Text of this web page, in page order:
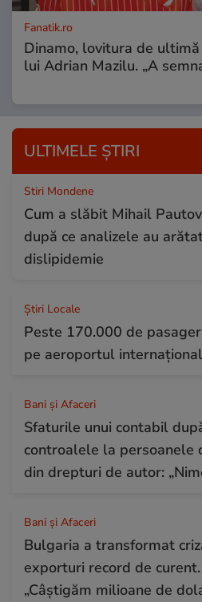
Fanatik.ro
Dinamo, lovitura de ultimă
lui Adrian Mazilu. „A
ULTIMELE ȘTIRI
Stiri Mondene
Cum a slăbit Mihail
după ce analizele au
dislipidemie
Știri Locale
Peste 170.000 de
pe aeroportul
Bani și Afaceri
Sfaturile unui contabil
controalele la persoanele
din drepturi de autor:
Bani și Afaceri
Bulgaria a transformat
exporturi record de
„Câștigăm milioane de